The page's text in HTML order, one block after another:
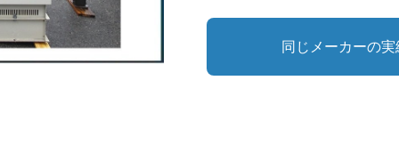
同じメーカーの